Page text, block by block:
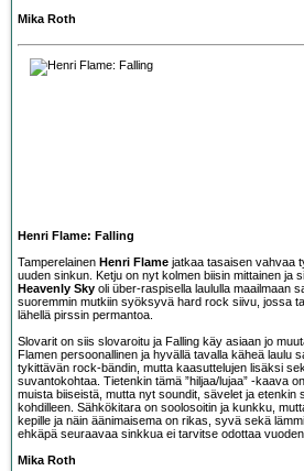
Mika Roth
Henri Flame: Falling
Tamperelainen Henri Flame jatkaa tasaisen vahvaa
uuden sinkun. Ketju on nyt kolmen biisin mittainen ja
Heavenly Sky oli über-raspisella laululla maailmaan
suoremmin mutkiin syöksyvä hard rock siivu, jossa
lähellä pirssin permantoa.
Slovarit on siis slovaroitu ja Falling käy asiaan jo
Flamen persoonallinen ja hyvällä tavalla käheä laulu
tykittävän rock-bändin, mutta kaasuttelujen lisäksi
suvantokohtaa. Tietenkin tämä ”hiljaa/lujaa” -kaava
muista biiseistä, mutta nyt soundit, sävelet ja etenkin
kohdilleen. Sähkökitara on soolosoitin ja kunkku,
kepille ja näin äänimaisema on rikas, syvä sekä
ehkäpä seuraavaa sinkkua ei tarvitse odottaa vuoden
Mika Roth